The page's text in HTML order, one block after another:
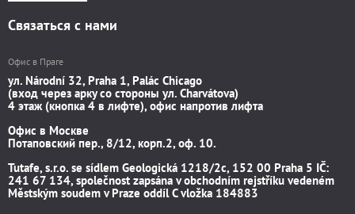
Связаться с нами
Офис в Праге
ул. Národní 32, Praha 1, Palác Chicago
(вход через арку со стороны ул. Charvátova)
4 этаж (кнопка 4 в лифте), офис напротив лифта
Офис в Москве
Потаповский пер., 8/12, корп.2, оф. 10.
Tutafe, s.r.o. se sídlem Geologická 1218/2c, 152 00 Praha 5 IČ:
241 67 134, společnost zapsána v obchodním rejstříku vedeném
Městským soudem v Praze oddíl C vložka 184883